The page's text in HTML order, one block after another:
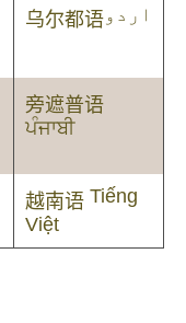
乌尔都语 اردو
旁遮普语
ਪੰਜਾਬੀ
越南语 Tiếng
Việt